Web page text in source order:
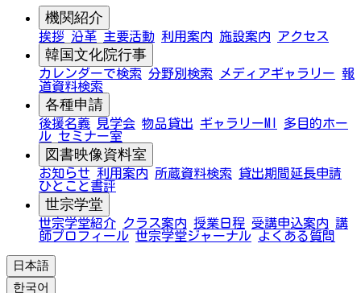
機関紹介
挨拶 沿革 主要活動 利用案内 施設案内 アクセス
韓国文化院行事
カレンダーで検索 分野別検索 メディアギャラリー 報
道資料検索
各種申請
後援名義 見学会 物品貸出 ギャラリーMI
多目的ホー
ル セミナー室
図書映像資料室
お知らせ 利用案内 所蔵資料検索
貸出期間延長申請
ひとこと書評
世宗学堂
世宗学堂紹介 クラス案内 授業日程 受講申込案内 講
師プロフィール 世宗学堂ジャーナル よくある質問
日本語
한국어